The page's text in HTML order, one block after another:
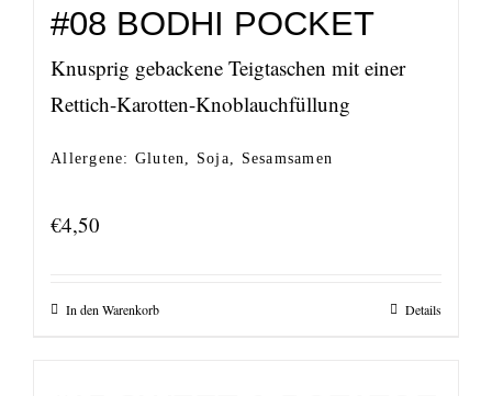
#08 BODHI POCKET
Knusprig gebackene Teigtaschen mit einer
Rettich-Karotten-Knoblauchfüllung
Allergene: Gluten, Soja, Sesamsamen
€4,50
In den Warenkorb Details